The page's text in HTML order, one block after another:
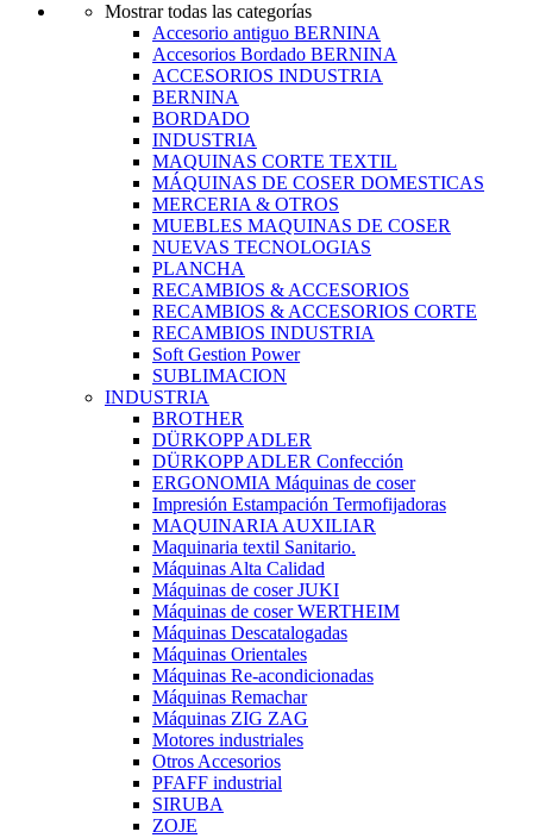
Mostrar todas las categorías
Accesorio antiguo BERNINA
Accesorios Bordado BERNINA
ACCESORIOS INDUSTRIA
BERNINA
BORDADO
INDUSTRIA
MAQUINAS CORTE TEXTIL
MÁQUINAS DE COSER DOMESTICAS
MERCERIA & OTROS
MUEBLES MAQUINAS DE COSER
NUEVAS TECNOLOGIAS
PLANCHA
RECAMBIOS & ACCESORIOS
RECAMBIOS & ACCESORIOS CORTE
RECAMBIOS INDUSTRIA
Soft Gestion Power
SUBLIMACION
INDUSTRIA
BROTHER
DÜRKOPP ADLER
DÜRKOPP ADLER Confección
ERGONOMIA Máquinas de coser
Impresión Estampación Termofijadoras
MAQUINARIA AUXILIAR
Maquinaria textil Sanitario.
Máquinas Alta Calidad
Máquinas de coser JUKI
Máquinas de coser WERTHEIM
Máquinas Descatalogadas
Máquinas Orientales
Máquinas Re-acondicionadas
Máquinas Remachar
Máquinas ZIG ZAG
Motores industriales
Otros Accesorios
PFAFF industrial
SIRUBA
ZOJE